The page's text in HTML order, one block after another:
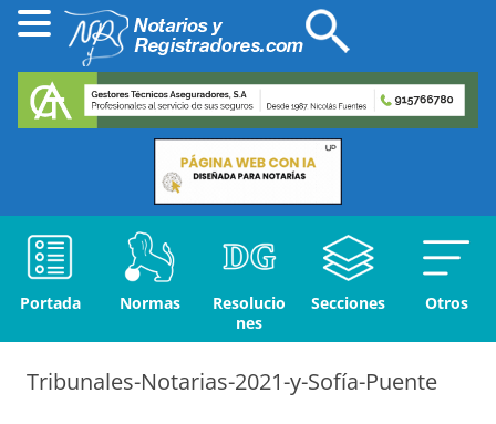
Portada Normas
Resolucio
nes
Secciones Otros
Tribunales-Notarias-2021-y-Sofía-Puente